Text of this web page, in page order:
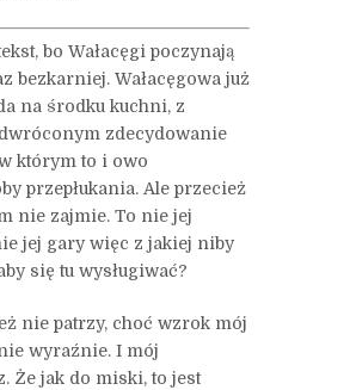
bo Wałacęgi poczynają
bezkarniej. Wałacęgowa już
na środku kuchni, z
zdecydowanie
którym to i owo
przepłukania. Ale przecież
nie zajmie. To nie jej
jej gary więc z jakiej niby
się tu wysługiwać?
nie patrzy, choć wzrok mój
wyraźnie. I mój
Że jak do miski, to jest